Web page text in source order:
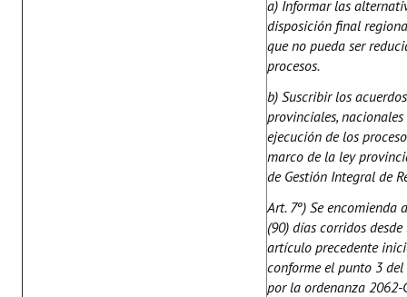
a) Informar las
disposición final
que no pueda ser
procesos.
b) Suscribir los
provinciales,
ejecución de los
marco de la ley
de Gestión Integral de
Art. 7º) Se
(90) días corridos
artículo precedente
conforme el punto 3 del
por la ordenanza 2062-